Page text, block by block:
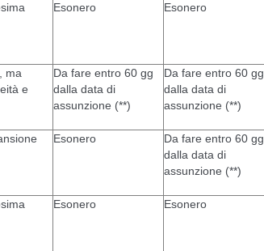
Esonero Esonero
ma
e
Da fare entro 60 gg
dalla data di
assunzione (**)
Da fare entro 60 gg
dalla data di
assunzione (**)
Esonero
Da fare entro 60 gg
dalla data di
assunzione (**)
Esonero Esonero